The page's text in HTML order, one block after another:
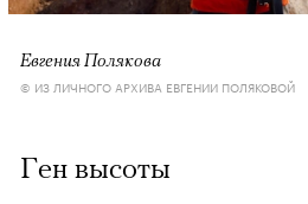
Евгения Полякова
© ИЗ ЛИЧНОГО АРХИВА ЕВГЕНИИ ПОЛЯКОВОЙ
Ген высоты